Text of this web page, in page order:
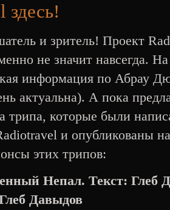
здесь!
и зритель! Проект
не значит навсегда.
информация по Абрау
актуальна). А пока
трипа, которые были
и опубликованы
этих трипов:
Непал. Текст: Глеб
Давыдов